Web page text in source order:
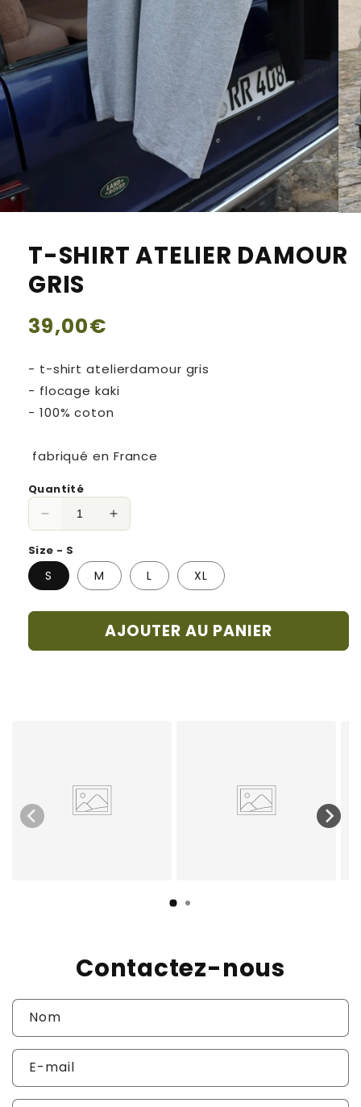
T-SHIRT ATELIER DAMOUR
GRIS
Prix
39,00€
- t-shirt atelierdamour gris
- flocage kaki
- 100% coton
fabriqué en France
Quantité
Réduire
quantité
de
T-
DAMOUR
GRIS
Augmenter
de
T-
ATELIER
DAMOUR
GRIS
Size - S
S M L XL
AJOUTER AU PANIER
Contactez-nous
Nom
E-mail